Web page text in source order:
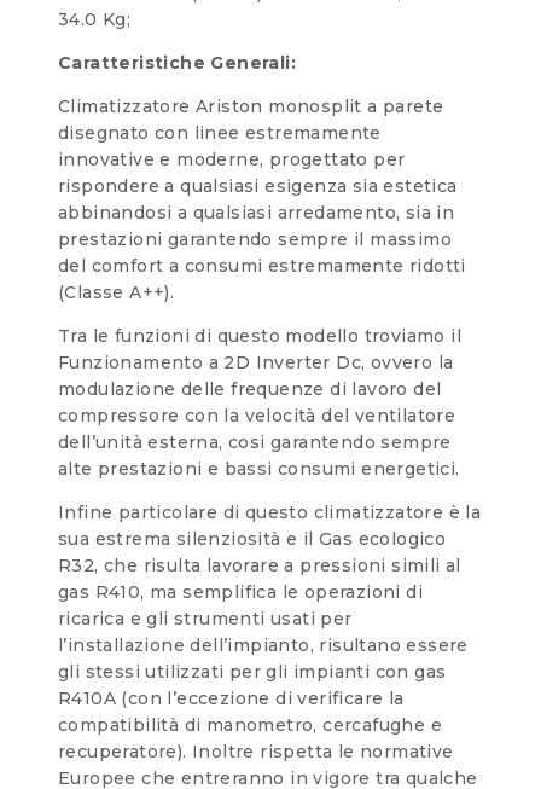
34.0 Kg;
Caratteristiche Generali:
Climatizzatore Ariston monosplit a parete
disegnato con linee estremamente
innovative e moderne, progettato per
rispondere a qualsiasi esigenza sia estetica
abbinandosi a qualsiasi arredamento, sia in
prestazioni garantendo sempre il massimo
del comfort a consumi estremamente ridotti
(Classe A++).
Tra le funzioni di questo modello troviamo il
Funzionamento a 2D Inverter Dc, ovvero la
modulazione delle frequenze di lavoro del
compressore con la velocità del ventilatore
dell’unità esterna, cosi garantendo sempre
alte prestazioni e bassi consumi energetici.
Infine particolare di questo climatizzatore è la
sua estrema silenziosità e il Gas ecologico
R32, che risulta lavorare a pressioni simili al
gas R410, ma semplifica le operazioni di
ricarica e gli strumenti usati per
l’installazione dell’impianto, risultano essere
gli stessi utilizzati per gli impianti con gas
R410A (con l’eccezione di verificare la
compatibilità di manometro, cercafughe e
recuperatore). Inoltre rispetta le normative
Europee che entreranno in vigore tra qualche